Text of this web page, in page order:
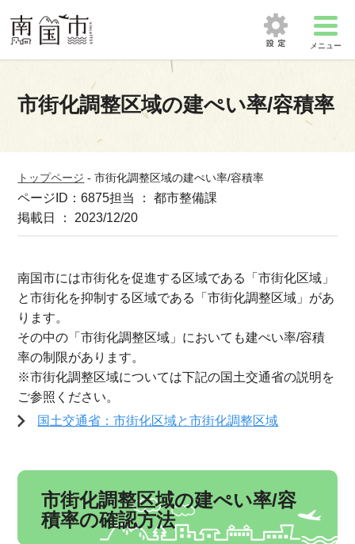
メニュー
市街化調整区域の建ぺい率/容積率
トップページ -市街化調整区域の建ぺい率/容積率
ページID：6875担当 ： 都市整備課
掲載日 ： 2023/12/20
南国市には市街化を促進する区域である「市街化区域」
と市街化を抑制する区域である「市街化調整区域」があ
ります。
その中の「市街化調整区域」においても建ぺい率/容積
率の制限があります。
※市街化調整区域については下記の国土交通省の説明を
ご参照ください。
国土交通省：市街化区域と市街化調整区域
市街化調整区域の建ぺい率/容
積率の確認方法